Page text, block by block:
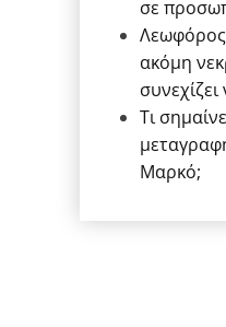
σε
ακόμη
Τι
Μαρκό;